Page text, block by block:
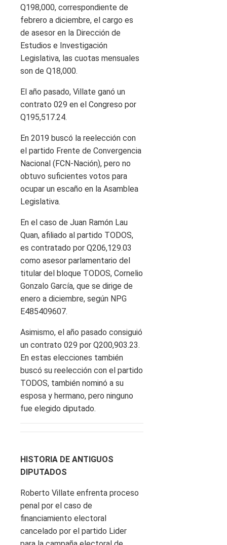
Q198,000, correspondiente de
febrero a diciembre, el cargo es
de asesor en la Dirección de
Estudios e Investigación
Legislativa, las cuotas mensuales
son de Q18,000.
El año pasado, Villate ganó un
contrato 029 en el Congreso por
Q195,517.24.
En 2019 buscó la reelección con
el partido Frente de Convergencia
Nacional (FCN-Nación), pero no
obtuvo suficientes votos para
ocupar un escaño en la Asamblea
Legislativa.
En el caso de Juan Ramón Lau
Quan, afiliado al partido TODOS,
es contratado por Q206,129.03
como asesor parlamentario del
titular del bloque TODOS, Cornelio
Gonzalo García, que se dirige de
enero a diciembre, según NPG
E485409607.
Asimismo, el año pasado consiguió
un contrato 029 por Q200,903.23.
En estas elecciones también
buscó su reelección con el partido
TODOS, también nominó a su
esposa y hermano, pero ninguno
fue elegido diputado.
HISTORIA DE ANTIGUOS
DIPUTADOS
Roberto Villate enfrenta proceso
penal por el caso de
financiamiento electoral
cancelado por el partido Lider